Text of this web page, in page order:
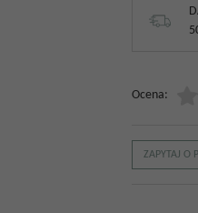
Ocena:
ZAPYTAJ O